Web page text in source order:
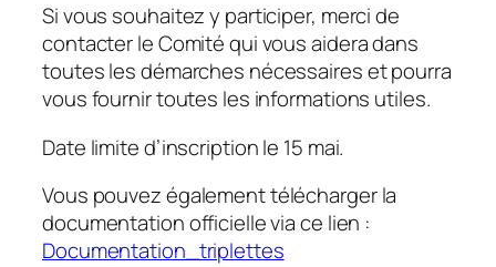
Si vous souhaitez y participer, merci de
contacter le Comité qui vous aidera dans
toutes les démarches nécessaires et pourra
vous fournir toutes les informations utiles.
Date limite d’inscription le 15 mai.
Vous pouvez également télécharger la
documentation officielle via ce lien :
Documentation_triplettes